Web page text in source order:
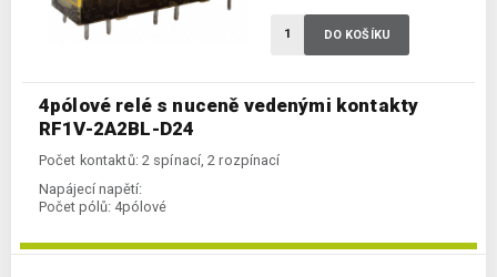
4pólové relé s nuceně vedenými kontakty
RF1V-2A2BL-D24
Počet kontaktů: 2 spínací, 2 rozpínací
Napájecí napětí:
Počet pólů: 4pólové
DO KOŠÍKU